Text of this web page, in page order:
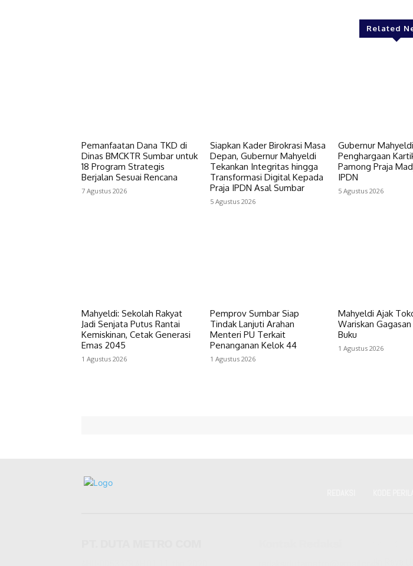
Related
Pemanfaatan Dana TKD di
Dinas BMCKTR Sumbar untuk
18 Program Strategis
Berjalan Sesuai Rencana
7 Agustus 2026
Siapkan Kader Birokrasi Masa
Depan, Gubernur Mahyeldi
Tekankan Integritas hingga
Transformasi Digital Kepada
Praja IPDN Asal Sumbar
5 Agustus 2026
Gubernur
Penghargaan
Pamong Praja
IPDN
5 Agustus 2026
Mahyeldi: Sekolah Rakyat
Jadi Senjata Putus Rantai
Kemiskinan, Cetak Generasi
Emas 2045
1 Agustus 2026
Pemprov Sumbar Siap
Tindak Lanjuti Arahan
Menteri PU Terkait
Penanganan Kelok 44
1 Agustus 2026
Mahyeldi Ajak
Wariskan
Buku
1 Agustus 2026